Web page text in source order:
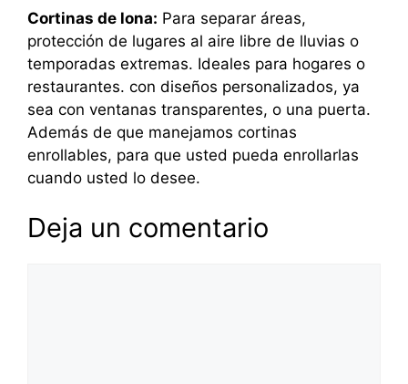
Cortinas de lona: Para separar áreas,
protección de lugares al aire libre de lluvias o
temporadas extremas. Ideales para hogares o
restaurantes. con diseños personalizados, ya
sea con ventanas transparentes, o una puerta.
Además de que manejamos cortinas
enrollables, para que usted pueda enrollarlas
cuando usted lo desee.
Deja un comentario